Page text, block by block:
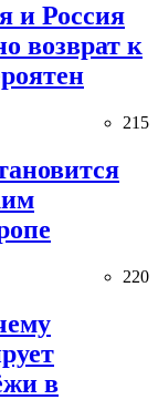
и Россия
возврат к
215
220
в